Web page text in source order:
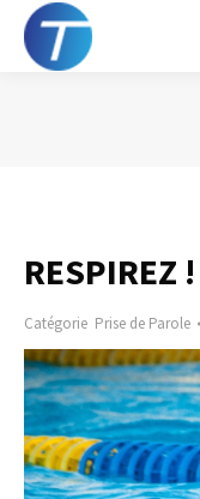
RESPIREZ !
Catégorie Prise de Parole